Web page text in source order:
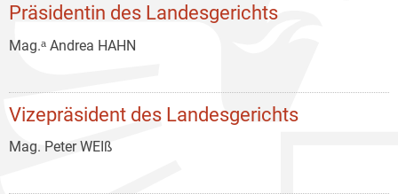
Präsidentin des Landesgerichts
Mag.ᵃ Andrea HAHN
Vizepräsident des Landesgerichts
Mag. Peter WEIß